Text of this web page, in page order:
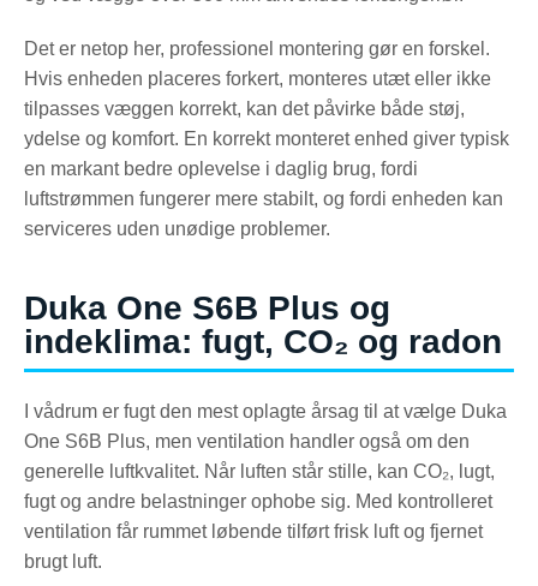
Det er netop her, professionel montering gør en forskel.
Hvis enheden placeres forkert, monteres utæt eller ikke
tilpasses væggen korrekt, kan det påvirke både støj,
ydelse og komfort. En korrekt monteret enhed giver typisk
en markant bedre oplevelse i daglig brug, fordi
luftstrømmen fungerer mere stabilt, og fordi enheden kan
serviceres uden unødige problemer.
Duka One S6B Plus og
indeklima: fugt, CO₂ og radon
I vådrum er fugt den mest oplagte årsag til at vælge Duka
One S6B Plus, men ventilation handler også om den
generelle luftkvalitet. Når luften står stille, kan CO₂, lugt,
fugt og andre belastninger ophobe sig. Med kontrolleret
ventilation får rummet løbende tilført frisk luft og fjernet
brugt luft.